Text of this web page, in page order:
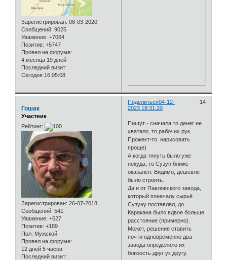
Зарегистрирован: 08-03-2020
Сообщений: 9025
Уважение: +7064
Позитив: +5747
Провел на форуме:
4 месяца 19 дней
Последний визит:
Сегодня 16:05:08
Поделиться 14
04-12-
2023 18:31:20
Гошак
Участник
Рейтинг:
Зарегистрирован: 26-07-2018
Сообщений: 541
Уважение: +527
Позитив: +189
Пол: Мужской
Провел на форуме:
12 дней 5 часов
Последний визит:
Пишут - сначала то денег не
хватало, то рабочих рук.
Прожект-то нарисовать
проще)
А когда тянуть было уже
некуда, то Сузун ближе
оказался. Видимо, дешевле
было строить.
Да и от Павловского завода,
который поначалу сырьё
Сузуну поставлял, до
Каракана было вдвое больше
расстояние (примерно).
Может, решение ставить
почти одновременно два
завода определило их
близость друг ук другу.